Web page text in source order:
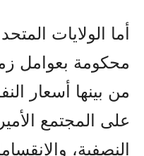
أما الولايات
محكومة بعوامل
من بينها أسعار
على المجتمع
النصفية،